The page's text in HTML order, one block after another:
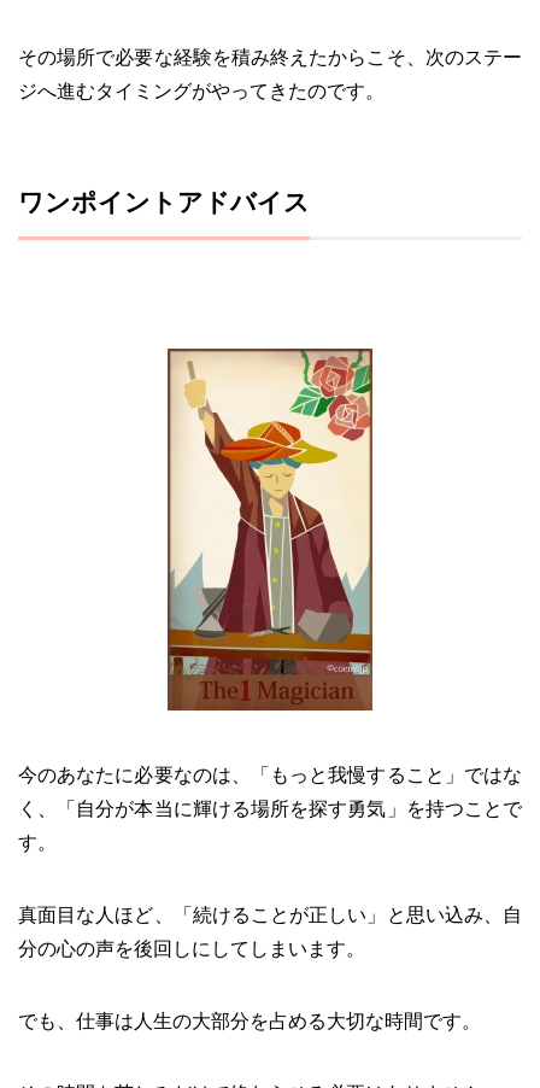
その場所で必要な経験を積み終えたからこそ、次のステー
ジへ進むタイミングがやってきたのです。
ワンポイントアドバイス
今のあなたに必要なのは、「もっと我慢すること」ではな
く、「自分が本当に輝ける場所を探す勇気」を持つことで
す。
真面目な人ほど、「続けることが正しい」と思い込み、自
分の心の声を後回しにしてしまいます。
でも、仕事は人生の大部分を占める大切な時間です。